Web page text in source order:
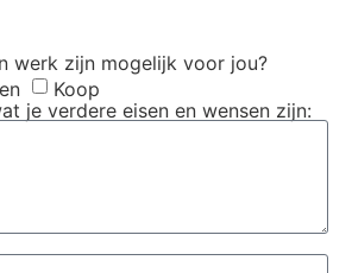
werk zijn mogelijk voor jou?
Koop
je verdere eisen en wensen zijn: